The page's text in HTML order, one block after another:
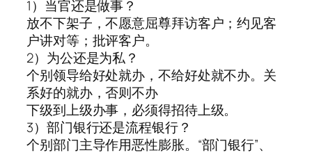
1）当官还是做事？
放不下架子，不愿意屈尊拜访客户；约见客
户讲对等；批评客户。
2）为公还是为私？
个别领导给好处就办，不给好处就不办。关
系好的就办，否则不办
下级到上级办事，必须得招待上级。
3）部门银行还是流程银行？
个别部门主导作用恶性膨胀。“部门银行”、